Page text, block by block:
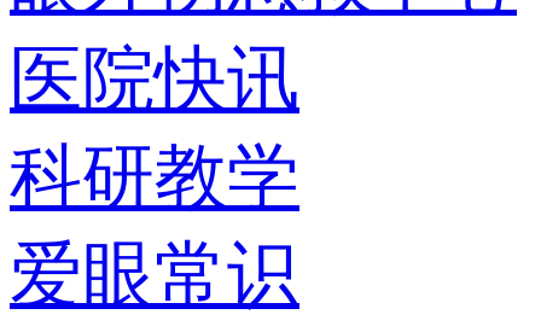
医院快讯
科研教学
爱眼常识